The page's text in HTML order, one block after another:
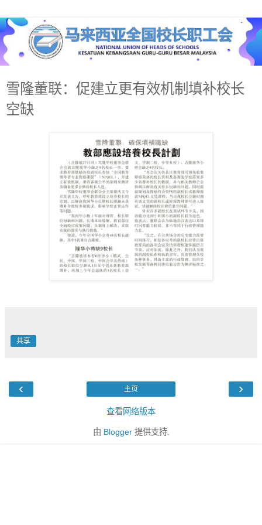
雪隆董联：促建立更有效机制填补校长
空缺
共享
‹ ›
主页
查看网络版本
由 Blogger提供支持.